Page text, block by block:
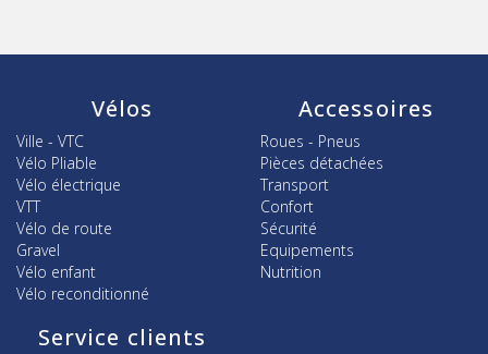
Vélos
Ville - VTC
Vélo Pliable
Vélo électrique
VTT
Vélo de route
Gravel
Vélo enfant
Vélo reconditionné
Accessoires
Roues - Pneus
Pièces détachées
Transport
Confort
Sécurité
Equipements
Nutrition
Service clients